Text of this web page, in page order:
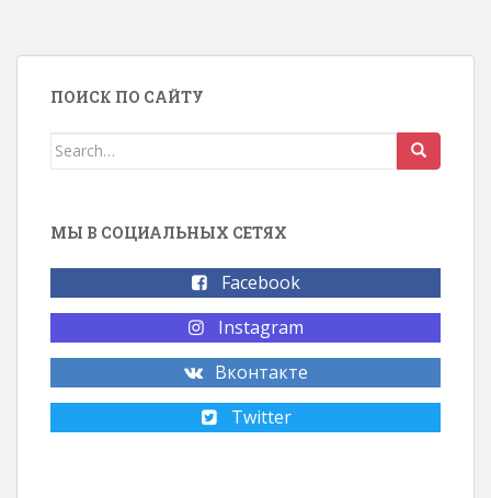
ПОИСК ПО САЙТУ
Search for:
МЫ В СОЦИАЛЬНЫХ СЕТЯХ
Facebook
Instagram
Вконтакте
Twitter